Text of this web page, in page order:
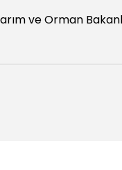
ve Orman